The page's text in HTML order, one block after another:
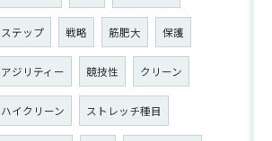
ステップ 戦略 筋肥大 保護
アジリティー 競技性 クリーン
ハイクリーン ストレッチ種目